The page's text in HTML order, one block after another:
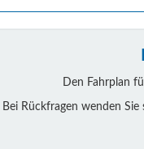
Den Fahrplan
Bei Rückfragen wenden